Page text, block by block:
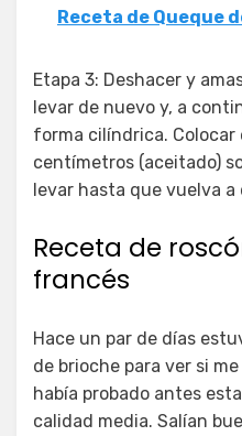
Receta de Queque
Etapa 3: Deshacer y
levar de nuevo y, a
forma cilíndrica. Colocar
centímetros (aceitado)
levar hasta que vuelva a
Receta de
francés
Hace un par de días
de brioche para ver si
había probado antes
calidad media. Salían